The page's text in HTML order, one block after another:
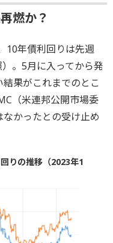
燃か？
10年債利回りは先週
。5月に入ってから発
果がこれまでのとこ
（米連邦公開市場委
かったとの受け止め
りの推移（2023年1